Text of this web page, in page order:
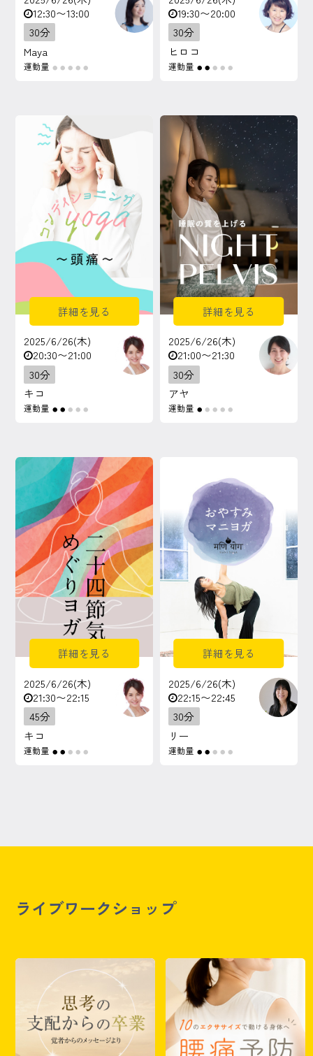
12:30〜13:00
30分
Maya
運動量 ● ● ● ● ●
19:30〜20:00
30分
ヒロコ
運動量 ● ● ● ● ●
詳細を見る
2025/6/26(木)
20:30〜21:00
30分
キコ
運動量 ● ● ● ● ●
詳細を見る
2025/6/26(木)
21:00〜21:30
30分
アヤ
運動量 ● ● ● ● ●
詳細を見る
2025/6/26(木)
21:30〜22:15
45分
キコ
運動量 ● ● ● ● ●
詳細を見る
2025/6/26(木)
22:15〜22:45
30分
リー
運動量 ● ● ● ● ●
ライブワークショップ